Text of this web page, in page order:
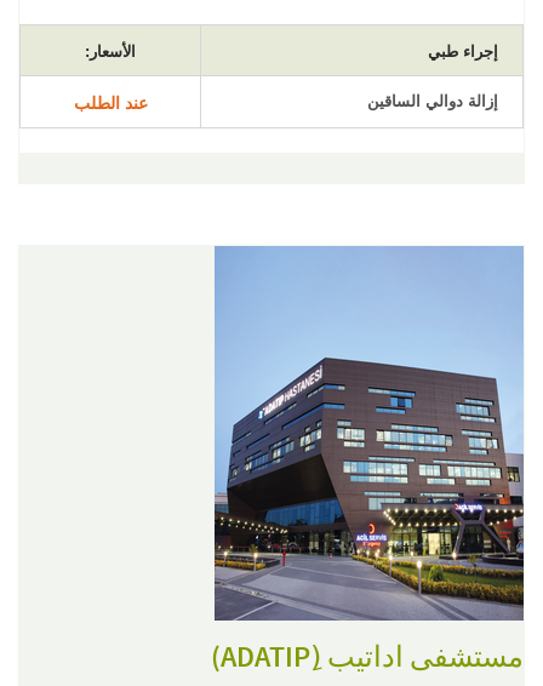
إجراء طبي الأسعار:
إزالة دوالي الساقين عند الطلب
مستشفى اداتيب (ِADATIP)